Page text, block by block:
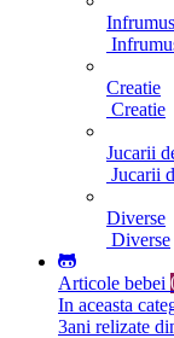
Creatie
Creatie
Jucarii
Jucarii
Diverse
Diverse
Articole bebei
In aceasta
3ani relizate